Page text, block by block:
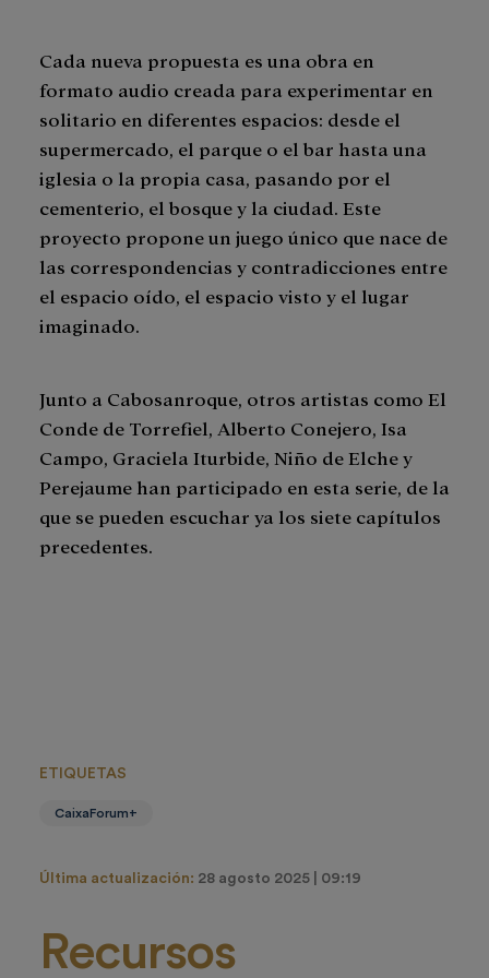
Cada nueva propuesta es una obra en
formato audio creada para experimentar en
solitario en diferentes espacios: desde el
supermercado, el parque o el bar hasta una
iglesia o la propia casa, pasando por el
cementerio, el bosque y la ciudad. Este
proyecto propone un juego único que nace de
las correspondencias y contradicciones entre
el espacio oído, el espacio visto y el lugar
imaginado.
Junto a Cabosanroque, otros artistas como El
Conde de Torrefiel, Alberto Conejero, Isa
Campo, Graciela Iturbide, Niño de Elche y
Perejaume han participado en esta serie, de la
que se pueden escuchar ya los siete capítulos
precedentes.
ETIQUETAS
CaixaForum+
Última actualización: 28 agosto 2025 | 09:19
Recursos